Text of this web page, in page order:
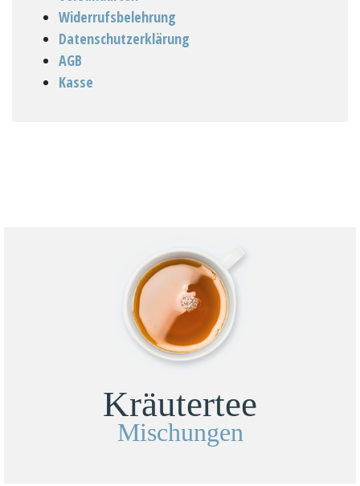
Widerrufsbelehrung
Datenschutzerklärung
AGB
Kasse
Kräutertee
Mischungen